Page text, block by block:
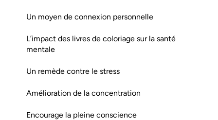
Un moyen de connexion personnelle
L’impact des livres de coloriage sur la santé
mentale
Un remède contre le stress
Amélioration de la concentration
Encourage la pleine conscience